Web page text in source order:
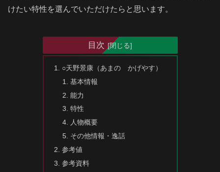
けたい特性を選んでいただけたらと思います。
目次
○天野景康（あまの かげやす）
基本情報
能力
特性
人物概要
その他情報・逸話
参考値
参考資料